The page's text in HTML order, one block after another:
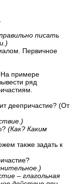
писать
Первичное
На примере
ряд
деепричастие? (От
(Как? Каким
также задать к
– глагольная